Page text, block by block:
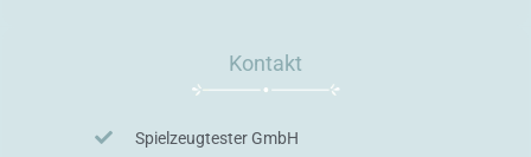
Kontakt
Spielzeugtester GmbH